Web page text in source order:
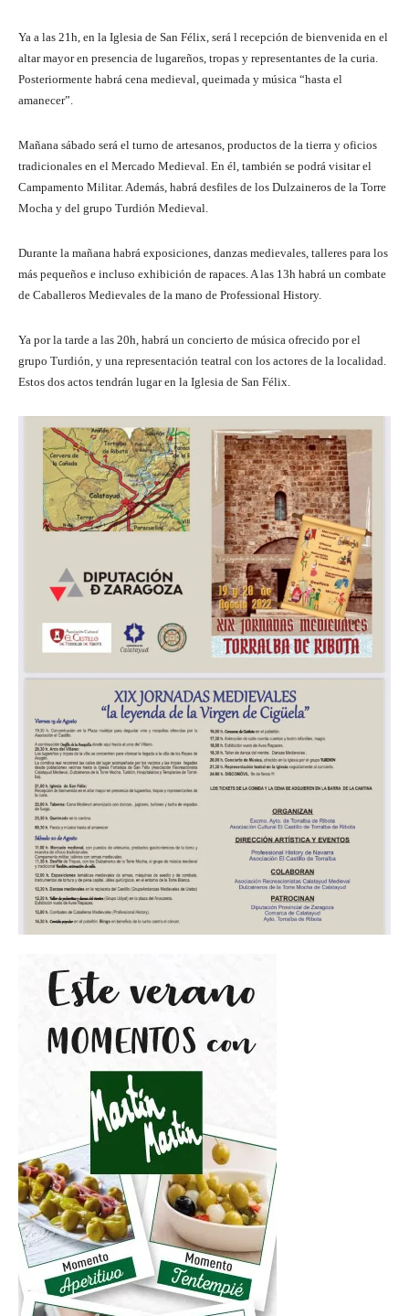
Ya a las 21h, en la Iglesia de San Félix, será l recepción de bienvenida en el
altar mayor en presencia de lugareños, tropas y representantes de la curia.
Posteriormente habrá cena medieval, queimada y música “hasta el
amanecer”.
Mañana sábado será el turno de artesanos, productos de la tierra y oficios
tradicionales en el Mercado Medieval. En él, también se podrá visitar el
Campamento Militar. Además, habrá desfiles de los Dulzaineros de la Torre
Mocha y del grupo Turdión Medieval.
Durante la mañana habrá exposiciones, danzas medievales, talleres para los
más pequeños e incluso exhibición de rapaces. A las 13h habrá un combate
de Caballeros Medievales de la mano de Professional History.
Ya por la tarde a las 20h, habrá un concierto de música ofrecido por el
grupo Turdión, y una representación teatral con los actores de la localidad.
Estos dos actos tendrán lugar en la Iglesia de San Félix.